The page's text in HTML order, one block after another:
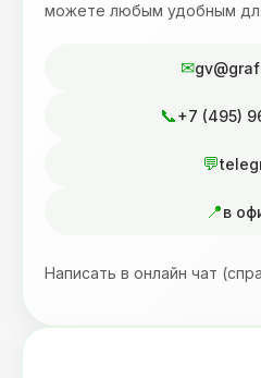
можете любым удобным
+7 (495)
в
Написать в онлайн чат